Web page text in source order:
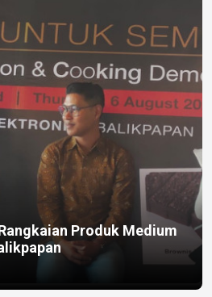
Produk Medium